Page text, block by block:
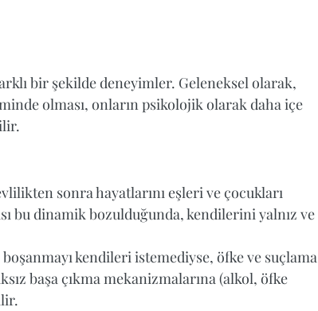
bir şekilde deneyimler. Geleneksel olarak,
olması, onların psikolojik olarak daha içe
sonra hayatlarını eşleri ve çocukları
bu dinamik bozulduğunda, kendilerini yalnız ve
kendileri istemediyse, öfke ve suçlama
başa çıkma mekanizmalarına (alkol, öfke